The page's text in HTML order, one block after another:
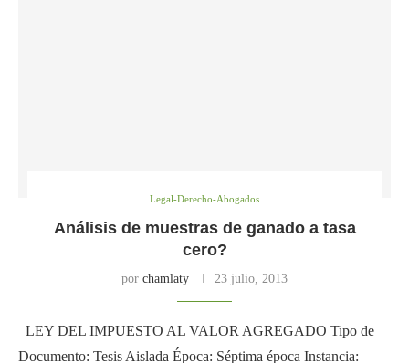
Legal-Derecho-Abogados
Análisis de muestras de ganado a tasa
cero?
por chamlaty 23 julio, 2013
LEY DEL IMPUESTO AL VALOR AGREGADO Tipo de
Documento: Tesis Aislada Época: Séptima época Instancia: